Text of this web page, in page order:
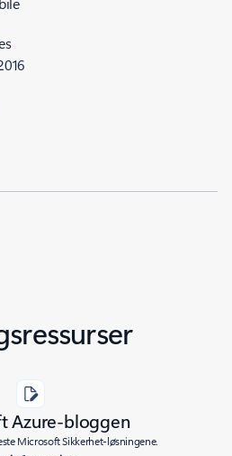
Azure-bloggen
Microsoft Sikkerhet-løsningene.